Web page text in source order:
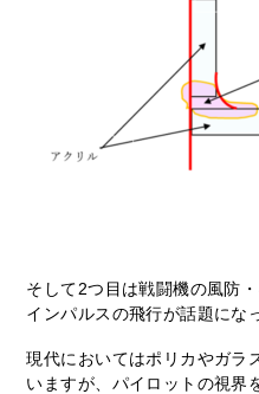
そして2つ目は戦闘機の風防
インパルスの飛行が話題にな
現代においてはポリカやガラ
いますが、パイロットの視界